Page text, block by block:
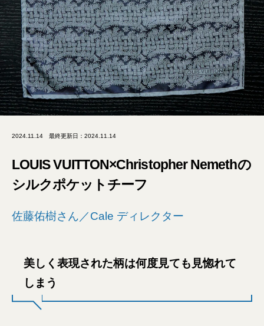
2024.11.14 最終更新日：2024.11.14
LOUIS VUITTON×Christopher Nemethの
シルクポケットチーフ
佐藤佑樹さん／Cale ディレクター
美しく表現された柄は何度見ても見惚れて
しまう